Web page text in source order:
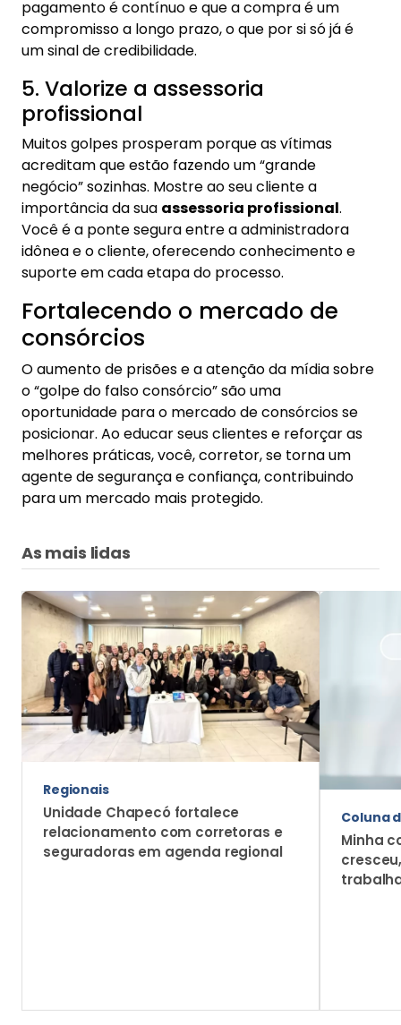
pagamento é contínuo e que a compra é um
compromisso a longo prazo, o que por si só já é
um sinal de credibilidade.
5. Valorize a assessoria
profissional
Muitos golpes prosperam porque as vítimas
acreditam que estão fazendo um “grande
negócio” sozinhas. Mostre ao seu cliente a
importância da sua assessoria profissional.
Você é a ponte segura entre a administradora
idônea e o cliente, oferecendo conhecimento e
suporte em cada etapa do processo.
Fortalecendo o mercado de
consórcios
O aumento de prisões e a atenção da mídia sobre
o “golpe do falso consórcio” são uma
oportunidade para o mercado de consórcios se
posicionar. Ao educar seus clientes e reforçar as
melhores práticas, você, corretor, se torna um
agente de segurança e confiança, contribuindo
para um mercado mais protegido.
As mais lidas
Regionais
Unidade Chapecó fortalece
relacionamento com corretoras e
seguradoras em agenda regional
Coluna
Minha